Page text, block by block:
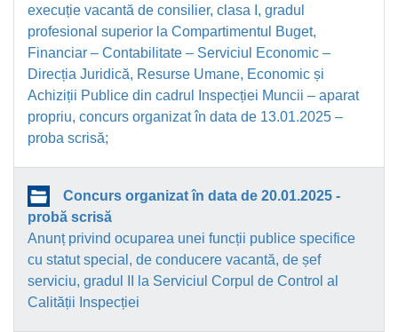
execuție vacantă de consilier, clasa I, gradul
profesional superior la Compartimentul Buget,
Financiar – Contabilitate – Serviciul Economic –
Direcția Juridică, Resurse Umane, Economic și
Achiziții Publice din cadrul Inspecției Muncii – aparat
propriu, concurs organizat în data de 13.01.2025 –
proba scrisă;
Concurs organizat în data de 20.01.2025 -
probă scrisă
Anunț privind ocuparea unei funcții publice specifice
cu statut special, de conducere vacantă, de șef
serviciu, gradul II la Serviciul Corpul de Control al
Calității Inspecției